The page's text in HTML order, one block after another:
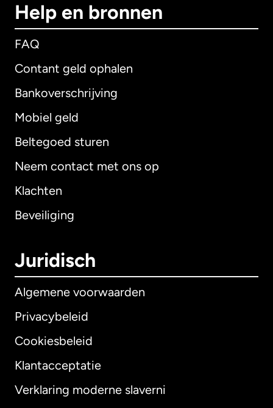
Help en bronnen
FAQ
Contant geld ophalen
Bankoverschrijving
Mobiel geld
Beltegoed sturen
Neem contact met ons op
Klachten
Beveiliging
Juridisch
Algemene voorwaarden
Privacybeleid
Cookiesbeleid
Klantacceptatie
Verklaring moderne slaverni
Internationaal English